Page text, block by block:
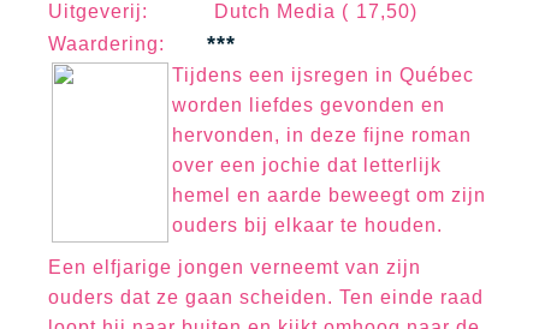
Uitgeverij: Dutch Media ( 17,50)
Waardering: ***
Tijdens een ijsregen in Québec
worden liefdes gevonden en
hervonden, in deze fijne roman
over een jochie dat letterlijk
hemel en aarde beweegt om zijn
ouders bij elkaar te houden.
Een elfjarige jongen verneemt van zijn
ouders dat ze gaan scheiden. Ten einde raad